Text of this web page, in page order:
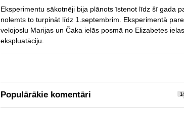
Eksperimentu sākotnēji bija plānots īstenot līdz šī gada
nolemts to turpināt līdz 1.septembrim. Eksperimentā
velojoslu Marijas un Čaka ielās posmā no Elizabetes
ekspluatāciju.
Populārākie komentāri